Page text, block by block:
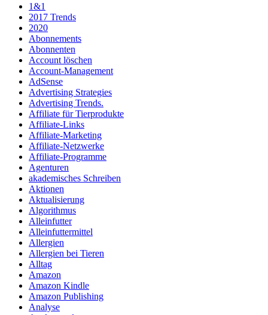
1&1
2017 Trends
2020
Abonnements
Abonnenten
Account löschen
Account-Management
AdSense
Advertising Strategies
Advertising Trends.
Affiliate für Tierprodukte
Affiliate-Links
Affiliate-Marketing
Affiliate-Netzwerke
Affiliate-Programme
Agenturen
akademisches Schreiben
Aktionen
Aktualisierung
Algorithmus
Alleinfutter
Alleinfuttermittel
Allergien
Allergien bei Tieren
Alltag
Amazon
Amazon Kindle
Amazon Publishing
Analyse